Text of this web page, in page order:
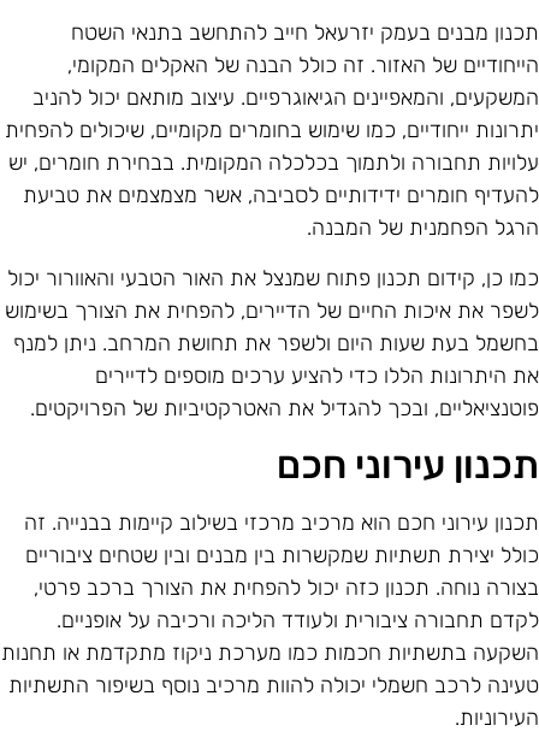
מבנים בעמק יזרעאל חייב להתחשב בתנאי השטח
של האזור. זה כולל הבנה של האקלים המקומי,
והמאפיינים הגיאוגרפיים. עיצוב מותאם יכול להניב
ייחודיים, כמו שימוש בחומרים מקומיים, שיכולים להפחית
תחבורה ולתמוך בכלכלה המקומית. בבחירת חומרים, יש
חומרים ידידותיים לסביבה, אשר מצמצמים את טביעת
הפחמנית של המבנה.
כן, קידום תכנון פתוח שמנצל את האור הטבעי והאוורור יכול
את איכות החיים של הדיירים, להפחית את הצורך בשימוש
בעת שעות היום ולשפר את תחושת המרחב. ניתן למנף
היתרונות הללו כדי להציע ערכים מוספים לדיירים
ובכך להגדיל את האטרקטיביות של הפרויקטים.
עירוני חכם
עירוני חכם הוא מרכיב מרכזי בשילוב קיימות בבנייה. זה
יצירת תשתיות שמקשרות בין מבנים ובין שטחים ציבוריים
נוחה. תכנון כזה יכול להפחית את הצורך ברכב פרטי,
תחבורה ציבורית ולעודד הליכה ורכיבה על אופניים.
בתשתיות חכמות כמו מערכת ניקוז מתקדמת או תחנות
לרכב חשמלי יכולה להוות מרכיב נוסף בשיפור התשתיות